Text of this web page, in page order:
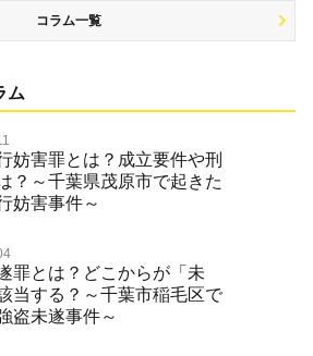
コラム一覧
ム
妨害罪とは？成立要件や刑
？～千葉県茂原市で起きた
妨害事件～
罪とは？どこからが「未
当する？～千葉市稲毛区で
盗未遂事件～